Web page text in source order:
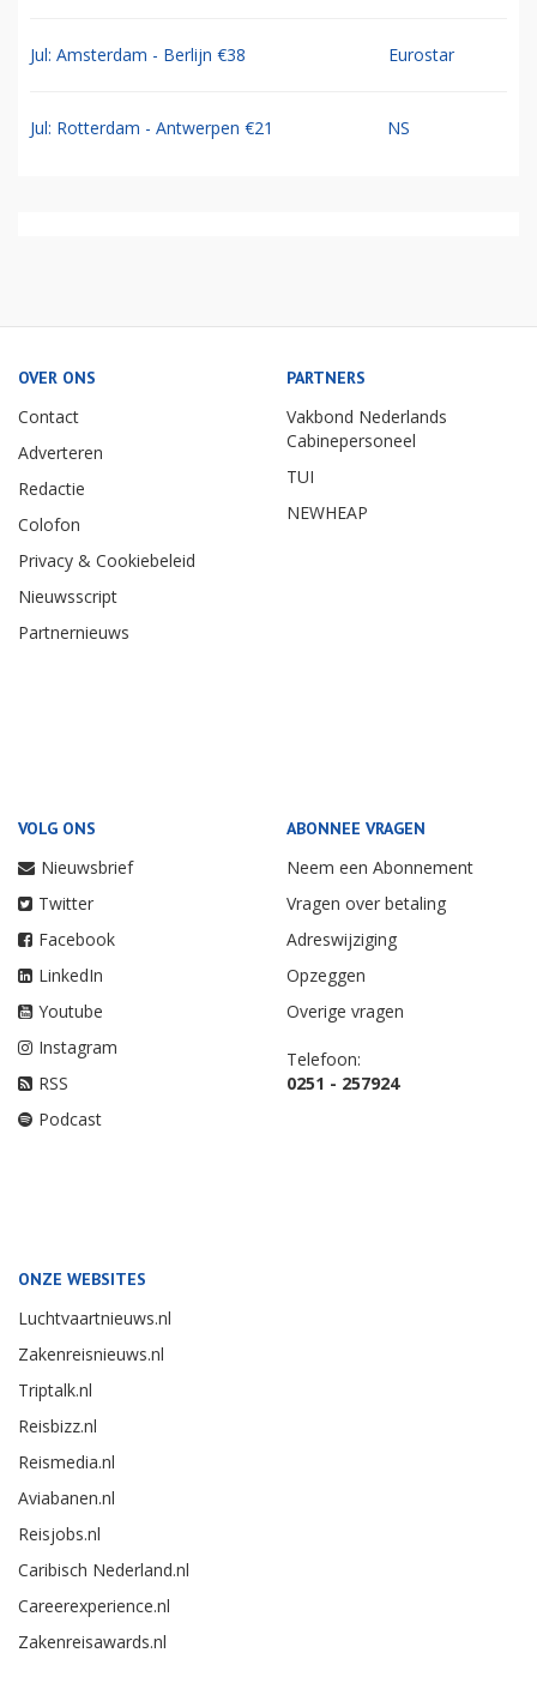
Jul: Amsterdam - Berlijn €38 Eurostar
Jul: Rotterdam - Antwerpen €21 NS
OVER ONS
Contact
Adverteren
Redactie
Colofon
Privacy & Cookiebeleid
Nieuwsscript
Partnernieuws
PARTNERS
Vakbond Nederlands
Cabinepersoneel
TUI
NEWHEAP
VOLG ONS
Nieuwsbrief
Twitter
Facebook
LinkedIn
Youtube
Instagram
RSS
Podcast
ABONNEE VRAGEN
Neem een Abonnement
Vragen over betaling
Adreswijziging
Opzeggen
Overige vragen
Telefoon:
0251 - 257924
ONZE WEBSITES
Luchtvaartnieuws.nl
Zakenreisnieuws.nl
Triptalk.nl
Reisbizz.nl
Reismedia.nl
Aviabanen.nl
Reisjobs.nl
Caribisch Nederland.nl
Careerexperience.nl
Zakenreisawards.nl